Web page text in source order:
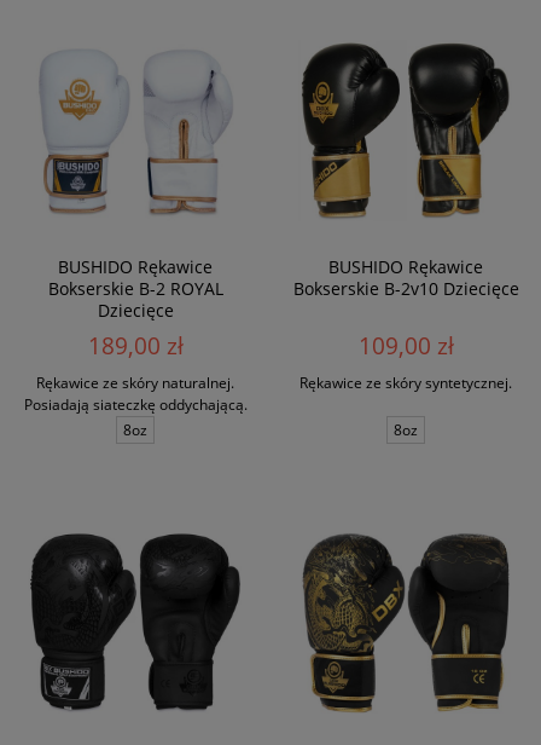
BUSHIDO Rękawice
Bokserskie B-2 ROYAL
Dziecięce
189,00 zł
Rękawice ze skóry naturalnej.
Posiadają siateczkę oddychającą.
8oz
BUSHIDO Rękawice
Bokserskie B-2v10 Dziecięce
109,00 zł
Rękawice ze skóry syntetycznej.
8oz